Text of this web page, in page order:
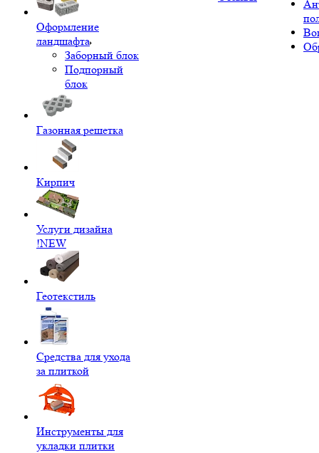
Оформление
ландшафта
Заборный блок
Подпорный
блок
Газонная решетка
Кирпич
Услуги дизайна
!NEW
Геотекстиль
Средства для ухода
за плиткой
Инструменты для
укладки плитки